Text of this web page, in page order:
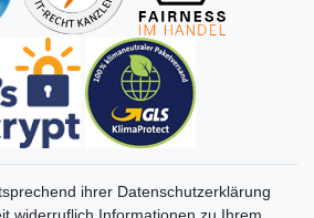
ihrer Datenschutzerklärung